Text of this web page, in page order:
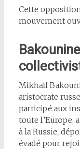
Cette
mouvement
Mikhaïl
aristocrate
participé aux
toute l’Europe,
à la Russie,
évadé pour